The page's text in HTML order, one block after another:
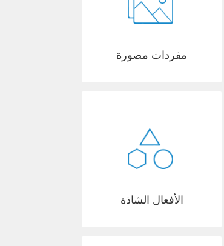
مفردات مصورة
الأفعال الشاذة